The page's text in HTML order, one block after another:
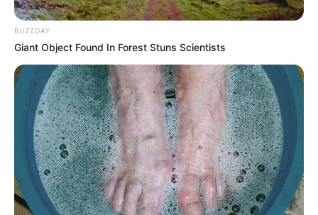
la economía y el comercio entre Colombia y Venezuela.
BUZZDAY
Giant Object Found In Forest Stuns Scientists